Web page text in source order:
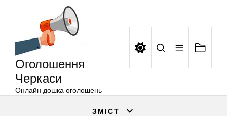
Оголошення
Черкаси
Онлайн дошка оголошень
ЗМІСТ